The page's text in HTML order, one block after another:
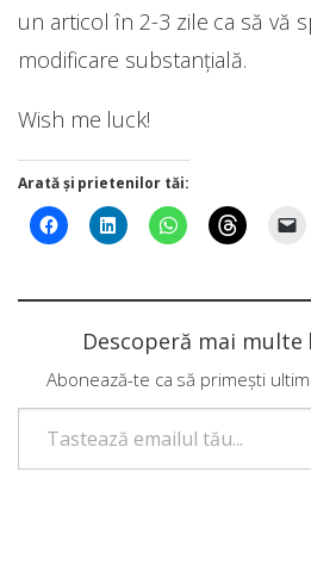
un articol în 2-3 zile ca să vă
modificare substanțială.
Wish me luck!
Arată și prietenilor tăi:
Descoperă mai multe
Abonează-te ca să primești
Tastează emailul tău...